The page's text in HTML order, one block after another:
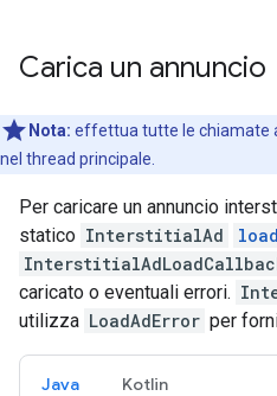
Carica un annuncio
Nota: effettua tutte le chiamate
nel thread principale.
Per caricare un annuncio
statico InterstitialAd
caricato o eventuali errori.
utilizza LoadAdError per
Java Kotlin